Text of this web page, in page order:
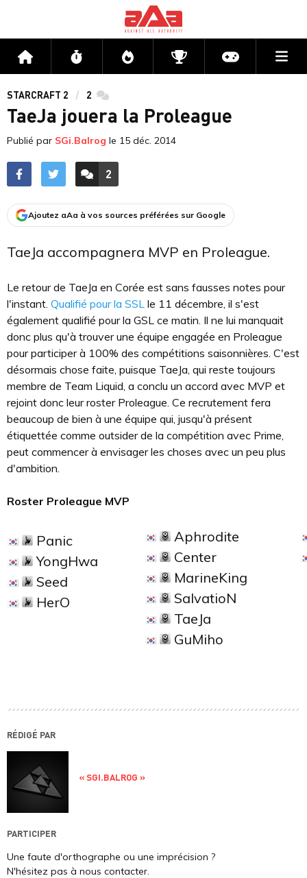
Accueil Flux Directs CompétitionsActu jeux
STARCRAFT 2 2 commentaires
TaeJa jouera la Proleague
Publié par SGi.Balrog le 15 déc. 2014
ACCÉDER AUX
2
COMMENTAIRES
Ajoutez aAa à vos sources préférées sur Google
TaeJa accompagnera MVP en Proleague.
Le retour de TaeJa en Corée est sans fausses notes pour
l'instant. Qualifié pour la SSL le 11 décembre, il s'est
également qualifié pour la GSL ce matin. Il ne lui manquait
donc plus qu'à trouver une équipe engagée en Proleague
pour participer à 100% des compétitions saisonnières. C'est
désormais chose faite, puisque TaeJa, qui reste toujours
membre de Team Liquid, a conclu un accord avec MVP et
rejoint donc leur roster Proleague. Ce recrutement fera
beaucoup de bien à une équipe qui, jusqu'à présent
étiquettée comme outsider de la compétition avec Prime,
peut commencer à envisager les choses avec un peu plus
d'ambition.
Roster Proleague MVP
Panic
YongHwa
Seed
HerO
Aphrodite
Center
MarineKing
SalvatioN
TaeJa
GuMiho
RÉDIGÉ PAR
« SGI.BALROG »
PARTICIPER
Une faute d'orthographe ou une imprécision ?
N'hésitez pas à nous contacter.